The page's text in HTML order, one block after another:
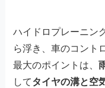
ハイドロプレーニン
ら浮き、車のコント
最大のポイントは、
してタイヤの溝と空